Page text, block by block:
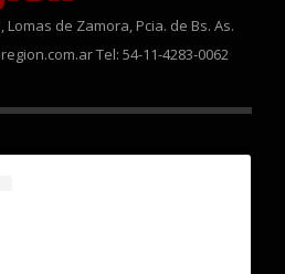
Lomas de Zamora, Pcia. de Bs. As.
Tel: 54-11-4283-0062